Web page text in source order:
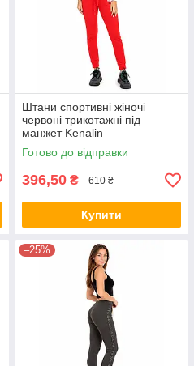
Штани спортивні жіночі
червоні трикотажні під
манжет Kenalin
Готово до відправки
396,50 ₴ 610 ₴
Купити
–25%